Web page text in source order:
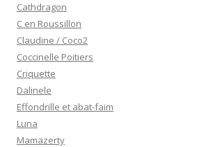
Cathdragon
C en Roussillon
Claudine / Coco2
Coccinelle Poitiers
Criquette
Dalinele
Effondrille et abat-faim
Luna
Mamazerty